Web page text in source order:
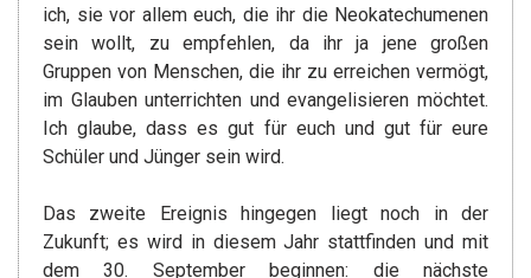
ich, sie vor allem euch, die ihr die Neokatechumenen
sein wollt, zu empfehlen, da ihr ja jene großen
Gruppen von Menschen, die ihr zu erreichen vermögt,
im Glauben unterrichten und evangelisieren möchtet.
Ich glaube, dass es gut für euch und gut für eure
Schüler und Jünger sein wird.
Das zweite Ereignis hingegen liegt noch in der
Zukunft; es wird in diesem Jahr stattfinden und mit
dem 30. September beginnen: die nächste